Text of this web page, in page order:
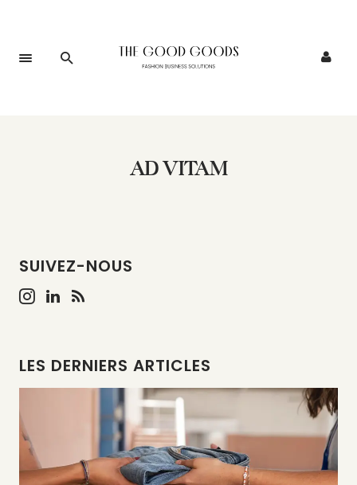
AD VITAM
SUIVEZ-NOUS
LES DERNIERS ARTICLES